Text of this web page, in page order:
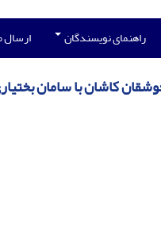
راهنمای نویسندگان ارسال
کاشان با سامان